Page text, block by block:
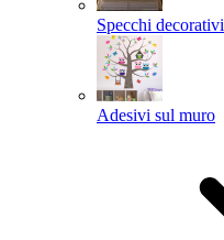
Specchi decorativi
Adesivi sul muro